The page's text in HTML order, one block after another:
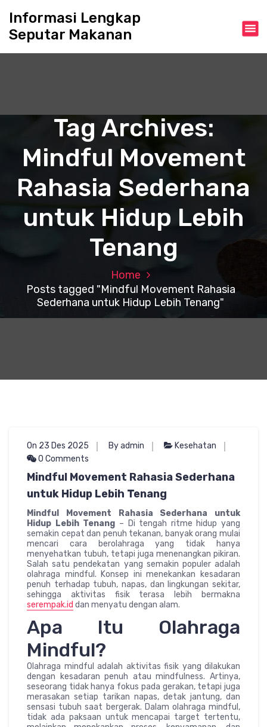
Informasi Lengkap
Seputar Makanan
Tag Archives:
Mindful Movement
Rahasia Sederhana
untuk Hidup Lebih
Tenang
Home
Posts tagged "Mindful Movement Rahasia
Sederhana untuk Hidup Lebih Tenang"
On 23 Des 2025 By admin
Kesehatan
0 Comments
Mindful Movement Rahasia Sederhana
untuk Hidup Lebih Tenang
Mindful Movement Rahasia Sederhana untuk
Hidup Lebih Tenang – Di tengah ritme hidup yang
semakin cepat dan penuh tekanan, banyak orang mulai
mencari cara berolahraga yang tidak hanya
menyehatkan tubuh, tetapi juga menenangkan pikiran.
Salah satu pendekatan yang semakin populer adalah
olahraga mindful. Konsep ini menekankan kesadaran
penuh terhadap tubuh, napas, dan lingkungan sekitar,
sehingga aktivitas fisik terasa lebih bermakna
serempak.id dan menyatu dengan alam.
Apa Itu Olahraga
Mindful?
Olahraga mindful adalah aktivitas fisik yang dilakukan
dengan kesadaran penuh atau mindfulness. Artinya,
seseorang tidak hanya fokus pada gerakan, tetapi juga
merasakan setiap tarikan napas, detak jantung, dan
sensasi tubuh saat bergerak. Dalam olahraga mindful,
tidak ada paksaan untuk mencapai target tertentu,